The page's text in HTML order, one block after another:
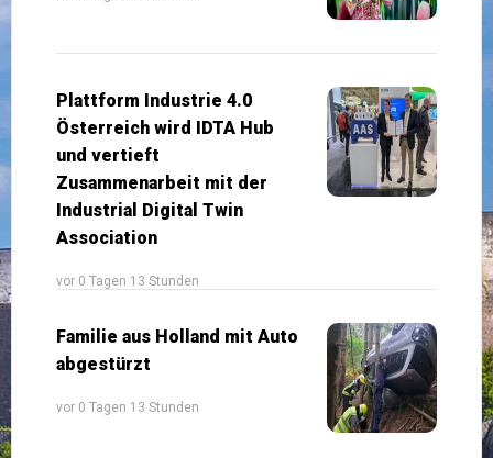
Plattform Industrie 4.0
Österreich wird IDTA Hub
und vertieft
Zusammenarbeit mit der
Industrial Digital Twin
Association
vor 0 Tagen 13 Stunden
Familie aus Holland mit Auto
abgestürzt
vor 0 Tagen 13 Stunden